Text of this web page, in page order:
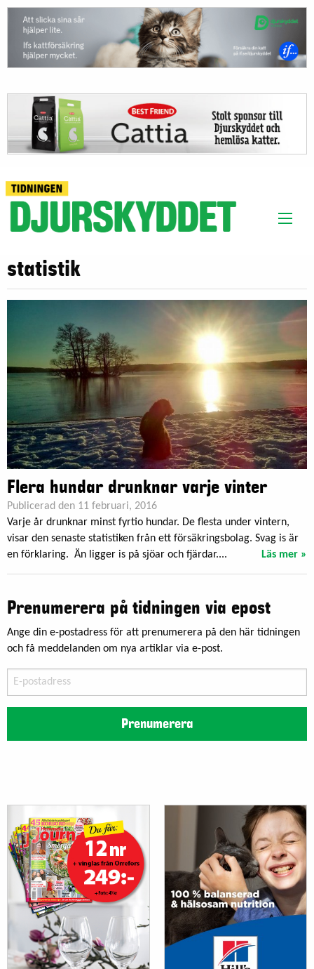
statistik
Flera hundar drunknar varje vinter
Publicerad den 11 februari, 2016
Varje år drunknar minst fyrtio hundar. De flesta under vintern,
visar den senaste statistiken från ett försäkringsbolag. Svag is är
en förklaring. Än ligger is på sjöar och fjärdar....
Läs mer »
Prenumerera på tidningen via epost
Ange din e-postadress för att prenumerera på den här tidningen
och få meddelanden om nya artiklar via e-post.
postadress
Prenumerera